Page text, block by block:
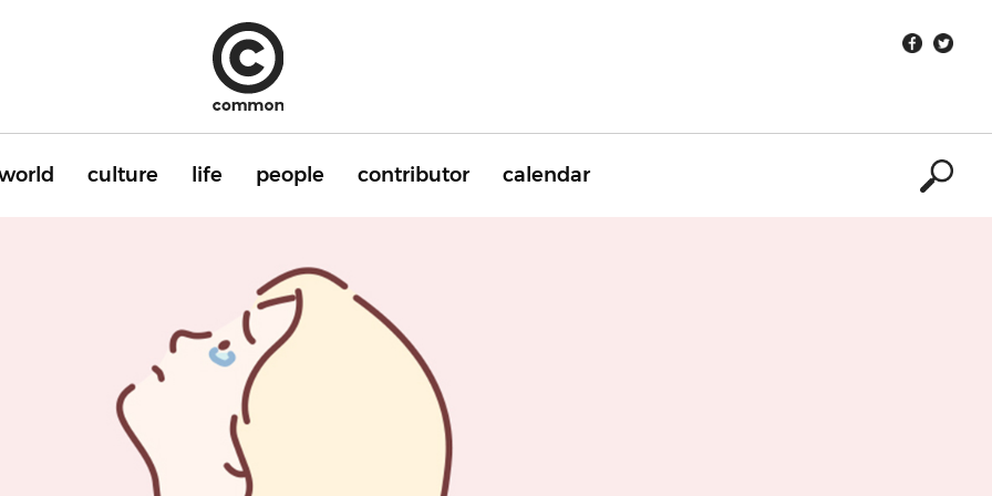
culture life people contributor calendar